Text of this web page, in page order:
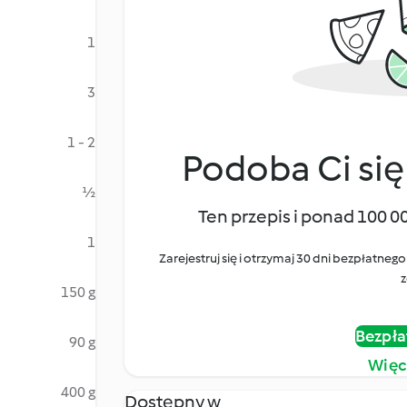
1
3
1 - 2
½
1
150 g
90 g
400 g
Podoba Ci
Ten przepis i ponad 100
Zarejestruj się i otrzymaj 30 dni
Dostępny w